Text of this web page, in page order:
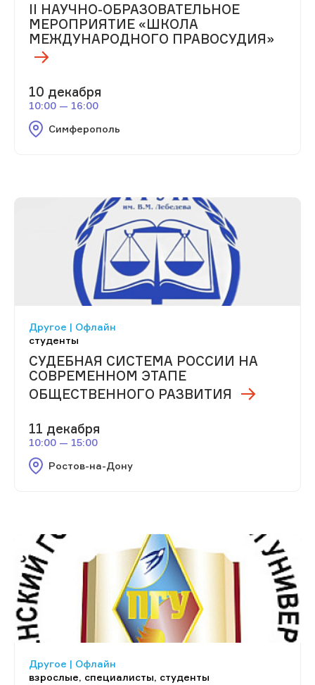
II НАУЧНО-ОБРАЗОВАТЕЛЬНОЕ
МЕРОПРИЯТИЕ «ШКОЛА
МЕЖДУНАРОДНОГО ПРАВОСУДИЯ»
10 декабря
10:00 — 16:00
Симферополь
Другое | Офлайн
студенты
СУДЕБНАЯ СИСТЕМА РОССИИ НА
СОВРЕМЕННОМ ЭТАПЕ
ОБЩЕСТВЕННОГО РАЗВИТИЯ
11 декабря
10:00 — 15:00
Ростов-на-Дону
Другое | Офлайн
взрослые, специалисты, студенты